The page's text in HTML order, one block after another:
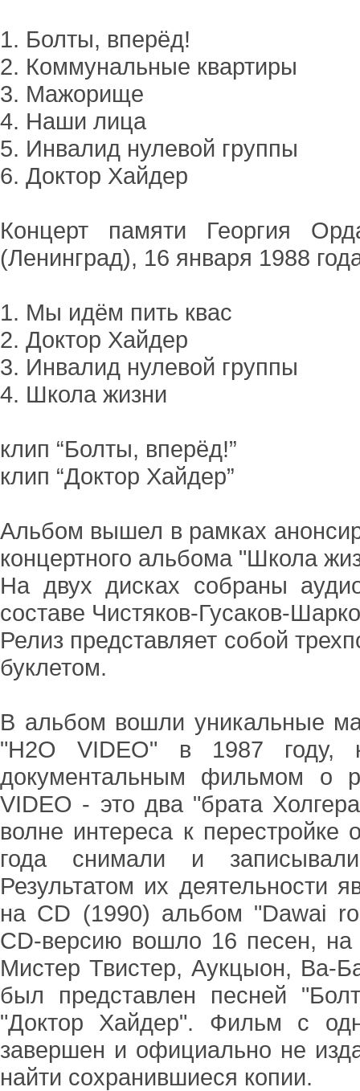
1. Болты, вперёд!
2. Коммунальные квартиры
3. Мажорище
4. Наши лица
5. Инвалид нулевой группы
6. Доктор Хайдер
Концерт памяти Георгия
(Ленинград), 16 января 1988
1. Мы идём пить квас
2. Доктор Хайдер
3. Инвалид нулевой группы
4. Школа жизни
клип “Болты, вперёд!”
клип “Доктор Хайдер”
Альбом вышел в рамках
концертного альбома "Школа
На двух дисках собраны
составе Чистяков-Гусаков-
Релиз представляет собой
буклетом.
В альбом вошли уникальные
"H2O VIDEO" в 1987 году,
документальным фильмом о
VIDEO - это два "брата
волне интереса к
года снимали и
Результатом их деятельности
на CD (1990) альбом "Dawai
CD-версию вошло 16 песен, на
Мистер Твистер, Аукцыон, Ва-
был представлен песней
"Доктор Хайдер". Фильм с
завершен и официально не
найти сохранившиеся копии.